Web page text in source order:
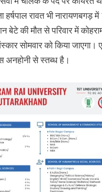
रावत भी नारायणबगड़
की मौत से परिवार में
सोमवार को किया जाएगा।
अनहोनी से स्तब्ध है।